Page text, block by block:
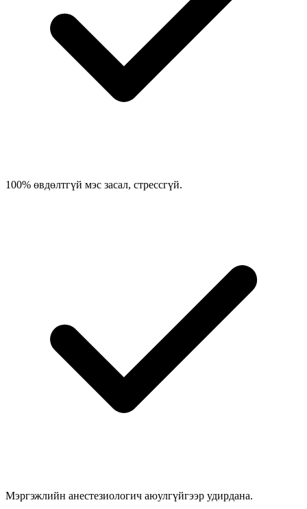
100% өвдөлтгүй мэс засал, стрессгүй.
Мэргэжлийн анестезиологич аюулгүйгээр удирдана.